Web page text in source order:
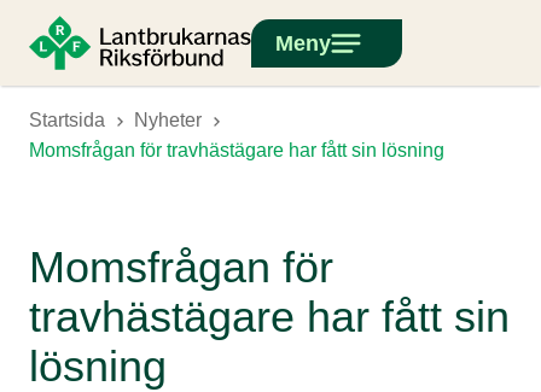
Meny
Startsida
Nyheter
Momsfrågan för travhästägare har fått sin lösning
Momsfrågan för
travhästägare har fått sin
lösning